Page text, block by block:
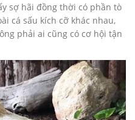
sợ hãi đồng thời có phần tò
cá sấu kích cỡ khác nhau,
phải ai cũng có cơ hội tận